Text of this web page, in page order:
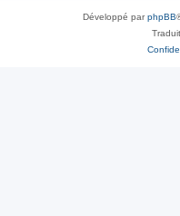
Développé parphpBB